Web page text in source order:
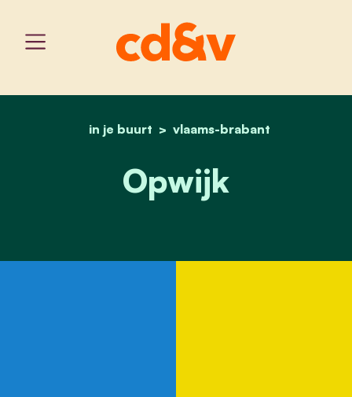
home
in je buurt vlaams-brabant
opwijk
Opwijk